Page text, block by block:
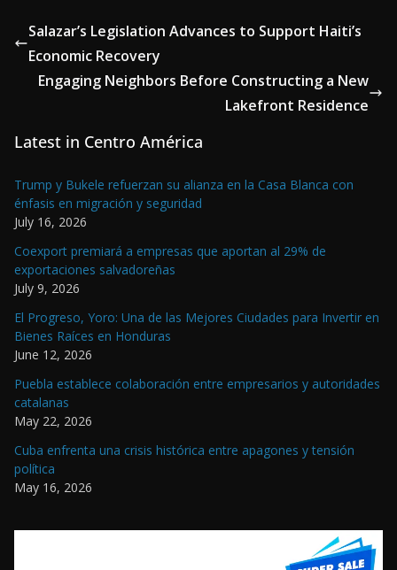
Salazar’s Legislation Advances to Support Haiti’s
Economic Recovery
Engaging Neighbors Before Constructing a New
Lakefront Residence
Latest in Centro América
Trump y Bukele refuerzan su alianza en la Casa Blanca con
énfasis en migración y seguridad
July 16, 2026
Coexport premiará a empresas que aportan al 29% de
exportaciones salvadoreñas
July 9, 2026
El Progreso, Yoro: Una de las Mejores Ciudades para Invertir en
Bienes Raíces en Honduras
June 12, 2026
Puebla establece colaboración entre empresarios y autoridades
catalanas
May 22, 2026
Cuba enfrenta una crisis histórica entre apagones y tensión
política
May 16, 2026